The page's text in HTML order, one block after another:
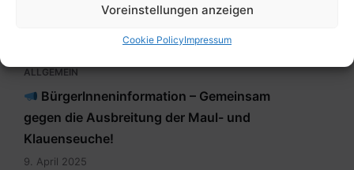
Voreinstellungen anzeigen
Cookie PolicyImpressum
ALLGEMEIN
BürgerInneninformation – Gemeinsam
gegen die Ausbreitung der Maul- und
Klauenseuche!
9. April 2025